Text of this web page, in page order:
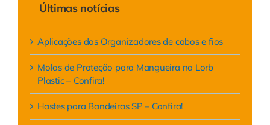
Últimas notícias
Aplicações dos Organizadores de cabos e fios
Molas de Proteção para Mangueira na Lorb
Plastic – Confira!
Hastes para Bandeiras SP – Confira!